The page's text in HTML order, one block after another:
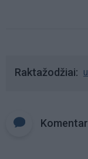
Raktažodžiai